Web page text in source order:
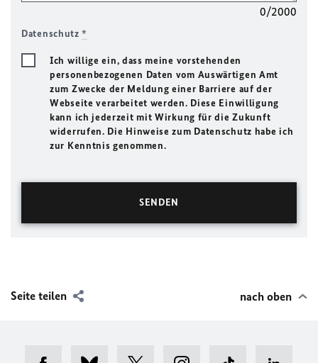
0/2000
Datenschutz*
Ich willige ein, dass meine vorstehenden
personenbezogenen Daten vom Auswärtigen Amt
zum Zwecke der Meldung einer Barriere auf der
Webseite verarbeitet werden. Diese Einwilligung
kann ich jederzeit mit Wirkung für die Zukunft
widerrufen. Die Hinweise zum Datenschutz habe ich
zur Kenntnis genommen.
Seite teilen nach oben